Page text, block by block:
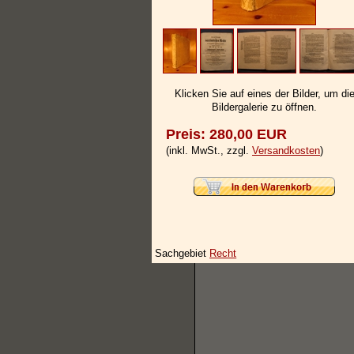
Klicken Sie auf eines der Bilder, um die
Bildergalerie zu öffnen.
Preis: 280,00 EUR
(inkl. MwSt., zzgl. Versandkosten)
Sachgebiet Recht